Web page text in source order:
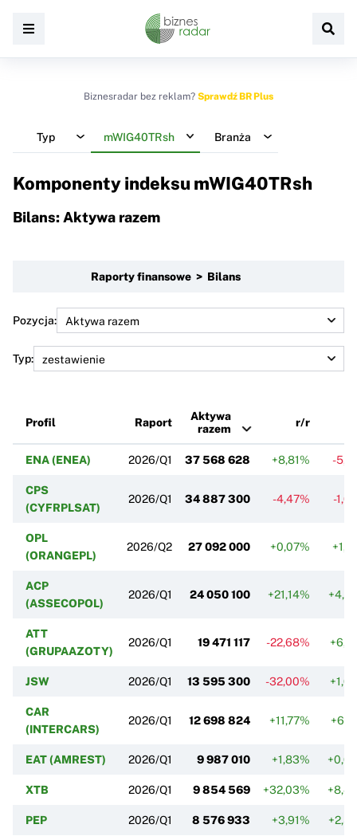
Biznesradar bez reklam? Sprawdź BR Plus
Typ mWIG40TRsh Branża
Komponenty indeksu mWIG40TRsh
Bilans: Aktywa razem
Raporty finansowe > Bilans
Pozycja:
Typ:
Profil Raport
Aktywa
razem
r/r
ENA (ENEA) 2026/Q1 37 568 628 +8,81% -
CPS
(CYFRPLSAT)
2026/Q1 34 887 300 -4,47% -
OPL
(ORANGEPL)
2026/Q2 27 092 000 +0,07%
ACP
(ASSECOPOL)
2026/Q1 24 050 100 +21,14%
ATT
(GRUPAAZOTY)
2026/Q1 19 471 117 -22,68%
JSW 2026/Q1 13 595 300 -32,00%
CAR
(INTERCARS)
2026/Q1 12 698 824 +11,77%
EAT (AMREST) 2026/Q1 9 987 010 +1,83%
XTB 2026/Q1 9 854 569 +32,03%
PEP 2026/Q1 8 576 933 +3,91%